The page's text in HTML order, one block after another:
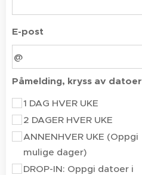
E-post
Påmelding, kryss av datoer
1 DAG HVER UKE
2 DAGER HVER UKE
ANNENHVER UKE (Oppgi
mulige dager)
DROP-IN: Oppgi datoer i